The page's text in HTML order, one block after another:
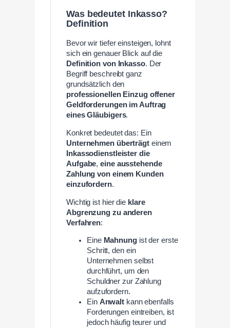
Was bedeutet Inkasso?
Definition
Bevor wir tiefer einsteigen, lohnt
sich ein genauer Blick auf die
Definition von Inkasso. Der
Begriff beschreibt ganz
grundsätzlich den
professionellen Einzug offener
Geldforderungen im Auftrag
eines Gläubigers.
Konkret bedeutet das: Ein
Unternehmen überträgteinem
Inkassodienstleister die
Aufgabe,eine ausstehende
Zahlung von einem Kunden
einzufordern.
Wichtig ist hier die klare
Abgrenzung zu anderen
Verfahren:
Eine Mahnungist der erste
Schritt, den ein
Unternehmen selbst
durchführt, um den
Schuldner zur Zahlung
aufzufordern.
Ein Anwalt kann ebenfalls
Forderungen eintreiben, ist
jedoch häufig teurer und